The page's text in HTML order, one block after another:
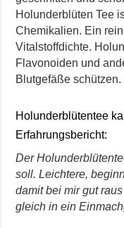
Holunderblüten Tee
Chemikalien. Ein
Vitalstoffdichte.
Flavonoiden und
Blutgefäße schützen.
Holunderblütentee
Erfahrungsbericht:
Der
soll. Leichtere,
damit bei mir gut
gleich in ein